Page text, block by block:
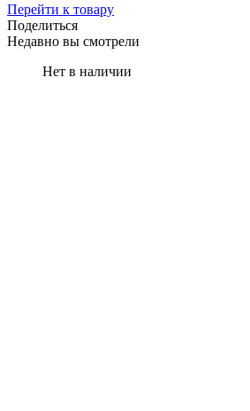
Перейти к товару
Поделиться
Недавно вы смотрели
Нет в наличии